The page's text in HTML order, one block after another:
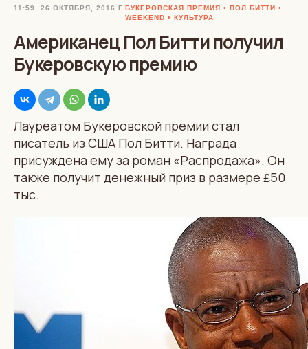
11:59, 26 ОКТЯБРЯ, 2016 Г. БУКЕРОВСКАЯ ПРЕМИЯ
ПОЛ БИТТИ
WEEKEND
КУЛЬТУРА
Американец Пол Битти получил
Букеровскую премию
Лауреатом Букеровской премии стал
писатель из США Пол Битти. Награда
присуждена ему за роман «Распродажа». Он
также получит денежный приз в размере ₤50
тыс.